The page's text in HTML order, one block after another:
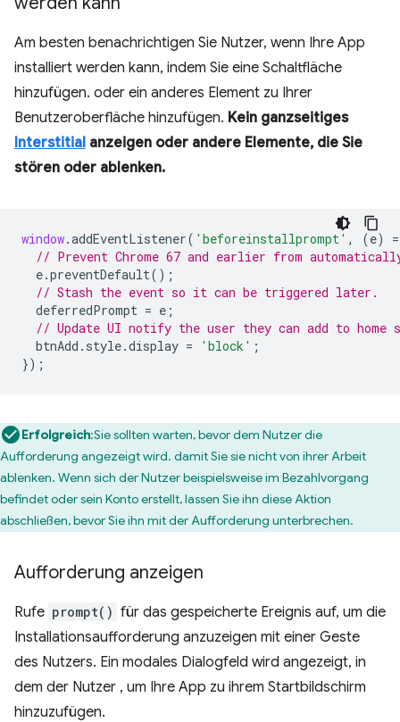
Am besten benachrichtigen Sie Nutzer, wenn Ihre App
installiert werden kann, indem Sie eine Schaltfläche
hinzufügen. oder ein anderes Element zu Ihrer
Benutzeroberfläche hinzufügen. Kein ganzseitiges
Interstitial anzeigen oder andere Elemente, die Sie
stören oder ablenken.
window.addEventListener( 'beforeinstallprompt' , (e) =
// Prevent Chrome 67 and earlier from
e.preventDefault();
// Stash the event so it can be triggered later.
deferredPrompt = e ;
// Update UI notify the user they can add to home
btnAdd . style.display = 'block' ;
});
Erfolgreich:Sie sollten warten, bevor dem Nutzer die
Aufforderung angezeigt wird. damit Sie sie nicht von ihrer Arbeit
ablenken. Wenn sich der Nutzer beispielsweise im Bezahlvorgang
befindet oder sein Konto erstellt, lassen Sie ihn diese Aktion
abschließen, bevor Sie ihn mit der Aufforderung unterbrechen.
Aufforderung anzeigen
Rufe prompt() für das gespeicherte Ereignis auf, um die
Installationsaufforderung anzuzeigen mit einer Geste
des Nutzers. Ein modales Dialogfeld wird angezeigt, in
dem der Nutzer , um Ihre App zu ihrem Startbildschirm
hinzuzufügen.